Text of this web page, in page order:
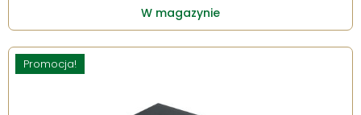
W magazynie
Promocja!